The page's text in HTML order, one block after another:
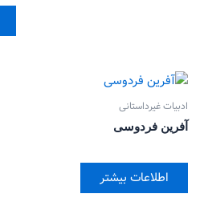
ادبیات غیرداستانی
آفرین فردوسی
اطلاعات بیشتر